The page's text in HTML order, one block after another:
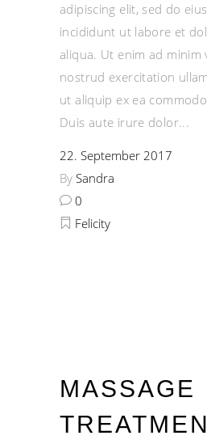
adipiscing elit, sed do
incididunt ut labore et
aliqua. Ut enim ad minim
nostrud exercitation
ut aliquip ex ea
Duis aute irure dolor
22. September 2017
By Sandra
0
Felicity
MASSAGE